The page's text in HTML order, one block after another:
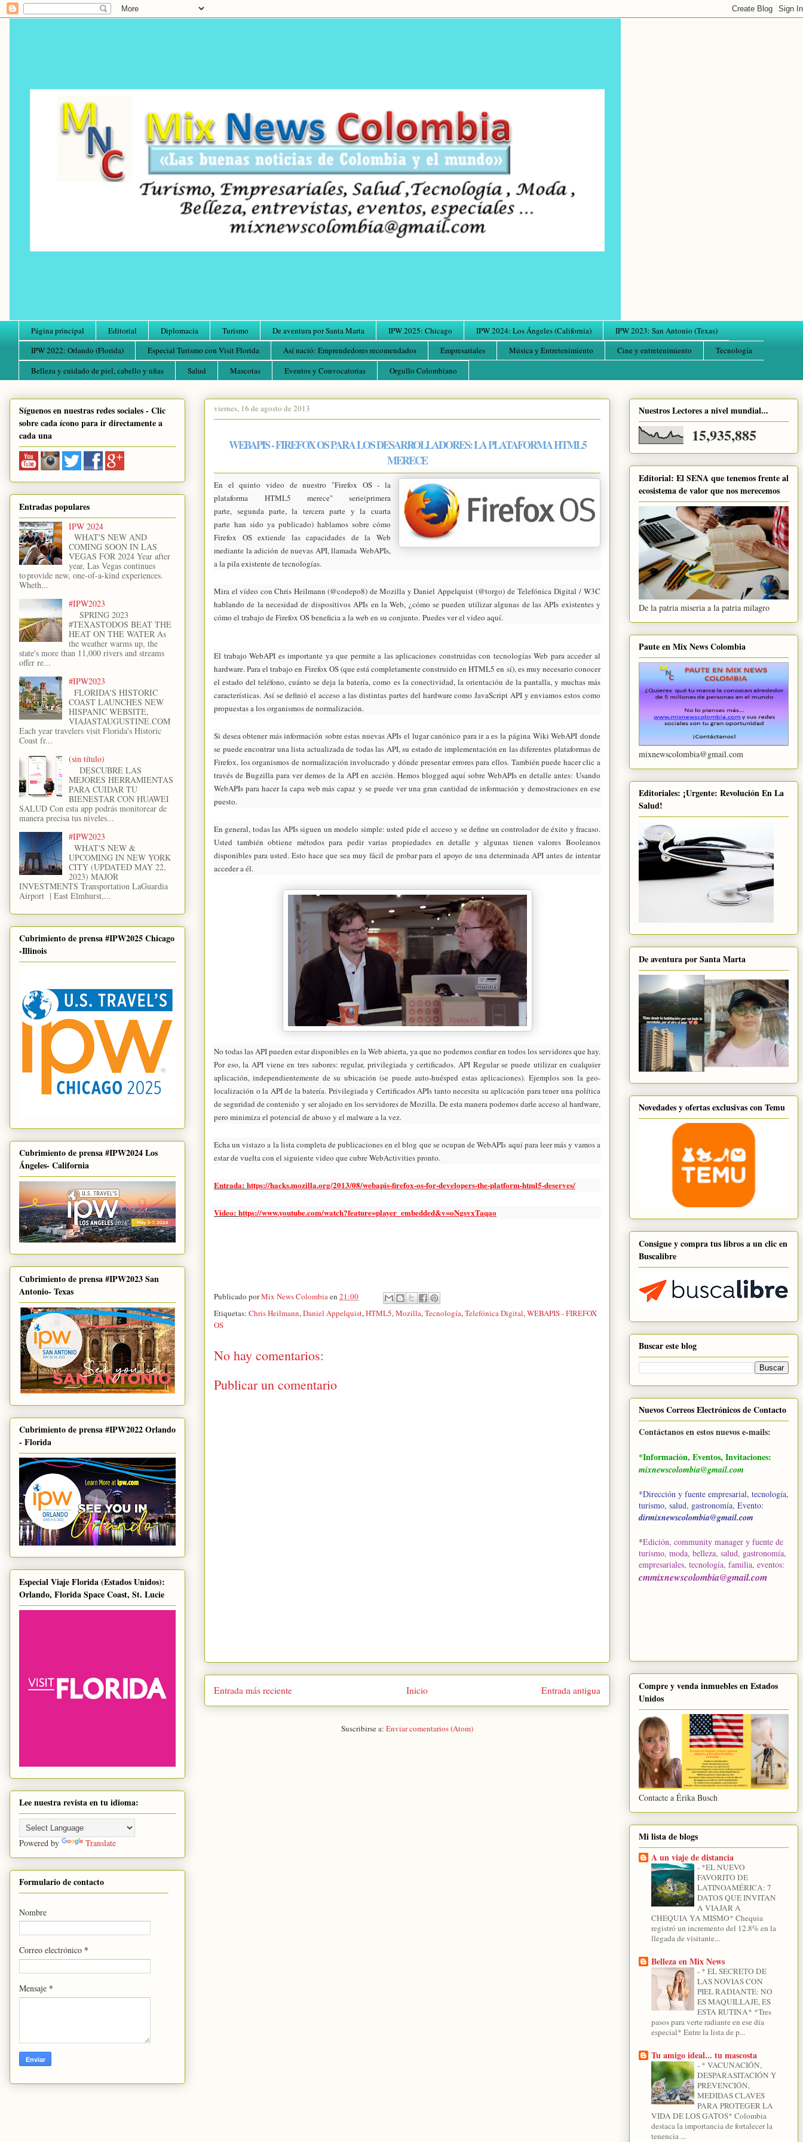
Página principal Editorial Diplomacia Turismo De aventura por Santa Marta IPW 2025: Chicago IPW 2024: Los Ángeles (California)
IPW 2023: San Antonio (Texas)
IPW 2022: Orlando (Florida)
Especial Turismo con Visit Florida Así nació: Emprendedores recomendados Empresariales Música y Entretenimiento Cine y entretenimiento
Tecnología
Belleza y cuidado de piel, cabello y uñas
Salud Mascotas Eventos y Convocatorias Orgullo Colombiano
viernes, 16 de agosto de 2013
WEBAPIS - FIREFOX OS PARA LOS DESARROLLADORES: LA PLATAFORMA HTML5
MERECE
En el quinto video de nuestro "Firefox OS - la
plataforma HTML5 merece" serie(primera
parte, segunda parte, la tercera parte y la cuarta
parte han sido ya publicado) hablamos sobre cómo
Firefox OS extiende las capacidades de la Web
mediante la adición de nuevas API, llamada WebAPIs,
a la pila existente de tecnologías.
Mira el vídeo con Chris Heilmann (@codepo8) de Mozilla y Daniel Appelquist(@torgo) deTelefónica Digital / W3C
hablando de la necesidad de dispositivos APIs en la Web, ¿cómo se pueden utilizar algunas de las APIs existentes y
cómo el trabajo de Firefox OS beneficia a la web en su conjunto. Puedes ver el video aquí.
El trabajo WebAPI es importante ya que permite a las aplicaciones construidas con tecnologías Web para acceder al
hardware. Para el trabajo en Firefox OS (que está completamente construido en HTML5 en sí), es muy necesario conocer
el estado del teléfono, cuánto se deja la batería, como es la conectividad, la orientación de la pantalla, y muchas más
características. Así se definió el acceso a las distintas partes del hardware como JavaScript API y enviamos estos como
propuestas a los organismos de normalización.
Si desea obtener más información sobre estas nuevas APIs el lugar canónico para ir a es lapágina Wiki WebAPI donde
se puede encontrar una lista actualizada de todas las API, su estado de implementación en las diferentes plataformas de
Firefox, los organismos de normalización involucrado y dónde presentar errores para ellos. También puede hacer clic a
través de Bugzilla para ver demos de la API en acción. Hemos blogged aquí sobre WebAPIs en detalle antes: Usando
WebAPIs para hacer la capa web más capaz y se puede ver una gran cantidad de información y demostraciones en ese
puesto.
En general, todas las APIs siguen un modelo simple: usted pide el acceso y se define un controlador de éxito y fracaso.
Usted también obtiene métodos para pedir varias propiedades en detalle y algunas tienen valores Booleanos
disponibles para usted. Esto hace que sea muy fácil de probar para el apoyo de una determinada API antes de intentar
acceder a él.
No todas las API pueden estar disponibles en la Web abierta, ya que no podemos confiar en todos los servidores que hay.
Por eso, la API viene en tres sabores: regular, privilegiada y certificados. API Regular se puede utilizar en cualquier
aplicación, independientemente de su ubicación (se puede auto-huésped estas aplicaciones). Ejemplos son la geo-
localización o la API de la batería. Privilegiada y Certificados APIs tanto necesita su aplicación para tener una política
de seguridad de contenido y ser alojado en los servidores de Mozilla. De esta manera podemos darle acceso al hardware,
pero minimiza el potencial de abuso y el malware a la vez.
Echa un vistazo ala lista completa de publicaciones en el blog que se ocupan de WebAPIsaquí para leer más y vamos a
estar de vuelta con el siguiente video que cubre WebActivities pronto.
Entrada: https://hacks.mozilla.org/2013/08/webapis-firefox-os-for-developers-the-platform-html5-deserves/
Video: https://www.youtube.com/watch?feature=player_embedded&v=oNgsvxTaqao
Publicado porMix News Colombiaen 21:00
Etiquetas: Chris Heilmann,Daniel Appelquist,HTML5,Mozilla,Tecnología,Telefónica Digital,WEBAPIS - FIREFOX
OS
No hay comentarios:
Publicar un comentario
Entrada más reciente Entrada antigua
Inicio
Suscribirse a: Enviar comentarios (Atom)
Síguenos en nuestras redes sociales - Clic
sobre cada ícono para ir directamente a
cada una
Entradas populares
IPW 2024
WHAT'S NEW AND
COMING SOON IN LAS
VEGAS FOR 2024 Year after
year, Las Vegas continues
to provide new, one-of-a-kind experiences.
Wheth...
#IPW2023
SPRING 2023
#TEXASTODOS BEAT THE
HEAT ON THE WATER As
the weather warms up, the
state's more than 11,000 rivers and streams
offer re...
#IPW2023
FLORIDA'S HISTORIC
COAST LAUNCHES NEW
HISPANIC WEBSITE,
VIAJASTAUGUSTINE.COM
Each year travelers visit Florida's Historic
Coast fr...
(sin título)
DESCUBRE LAS
MEJORES HERRAMIENTAS
PARA CUIDAR TU
BIENESTAR CON HUAWEI
SALUD Con esta app podrás monitorear de
manera precisa tus niveles...
#IPW2023
WHAT'S NEW &
UPCOMING IN NEW YORK
CITY (UPDATED MAY 22,
2023) MAJOR
INVESTMENTS Transportation LaGuardia
Airport | East Elmhurst,...
Cubrimiento de prensa #IPW2025 Chicago
-Illinois
Cubrimiento de prensa #IPW2024 Los
Ángeles- California
Cubrimiento de prensa #IPW2023 San
Antonio- Texas
Cubrimiento de prensa #IPW2022 Orlando
- Florida
Especial Viaje Florida (Estados Unidos):
Orlando, Florida Space Coast, St. Lucie
Lee nuestra revista en tu idioma:
Powered by Translate
Formulario de contacto
Nombre
Correo electrónico *
Mensaje *
Nuestros Lectores a nivel mundial...
15,935,885
Editorial: El SENA que tenemos frente al
ecosistema de valor que nos merecemos
De la patria miseria a la patria milagro
Paute en Mix News Colombia
mixnewscolombia@gmail.com
Editoriales: ¡Urgente: Revolución En La
Salud!
De aventura por Santa Marta
Novedades y ofertas exclusivas con Temu
Consigue y compra tus libros a un clic en
Buscalibre
Buscar este blog
Nuevos Correos Electrónicos de Contacto
Contáctanos en estos nuevos e-mails:
*Información, Eventos, Invitaciones:
mixnewscolombia@gmail.com
*Dirección y fuente empresarial, tecnología,
turismo, salud, gastronomía, Evento:
dirmixnewscolombia@gmail.com
*Edición, community manager y fuente de
turismo, moda, belleza, salud, gastronomía,
empresariales, tecnología, familia, eventos:
cmmixnewscolombia@gmail.com
Compre y venda inmuebles en Estados
Unidos
Contacte a Érika Busch
Mi lista de blogs
A un viaje de distancia
- *EL NUEVO
FAVORITO DE
LATINOAMÉRICA: 7
DATOS QUE INVITAN
A VIAJAR A
CHEQUIA YA MISMO* Chequia
registró un incremento del 12.8% en la
llegada de visitante...
Belleza en Mix News
- * EL SECRETO DE
LAS NOVIAS CON
PIEL RADIANTE: NO
ES MAQUILLAJE, ES
ESTA RUTINA* *Tres
pasos para verte radiante en ese día
especial* Entre la lista de p...
Tu amigo ideal... tu mascosta
- * VACUNACIÓN,
DESPARASITACIÓN Y
PREVENCIÓN,
MEDIDAS CLAVES
PARA PROTEGER LA
VIDA DE LOS GATOS* Colombia
destaca la importancia de fortalecer la
tenencia ...